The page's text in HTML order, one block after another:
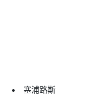
塞浦路斯